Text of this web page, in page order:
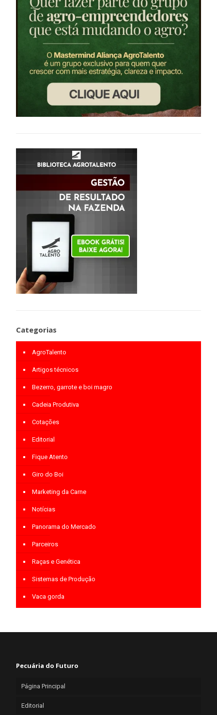
Categorias
AgroTalento
Artigos técnicos
Bezerro, garrote e boi magro
Cadeia Produtiva
Cotações
Editorial
Fique Atento
Giro do Boi
Marketing da Carne
Notícias
Panorama do Mercado
Parceiros
Raças e Genética
Sistemas de Produção
Vaca gorda
Pecuária do Futuro
Página Principal
Editorial